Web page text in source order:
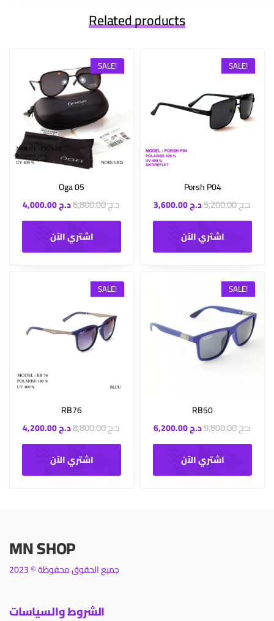
Related products
SALE!
Oga 05
د.ج4,000.00 د.ج6,800.00
اشتري الآن
SALE!
Porsh P04
د.ج3,600.00 د.ج5,200.00
اشتري الآن
SALE!
RB76
د.ج4,200.00 د.ج8,800.00
اشتري الآن
SALE!
RB50
د.ج6,200.00 د.ج9,800.00
اشتري الآن
MN SHOP
جميع الحقوق محفوظة © 2023
الشروط والسياسات